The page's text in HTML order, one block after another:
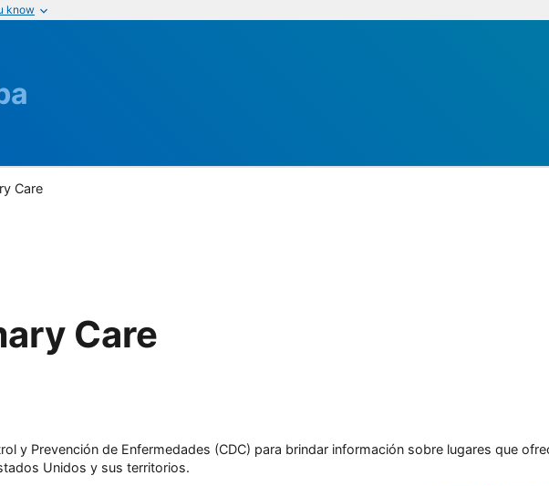
know
Care
Care
y Prevención de Enfermedades (CDC) para brindar información sobre lugares que
Unidos y sus territorios.